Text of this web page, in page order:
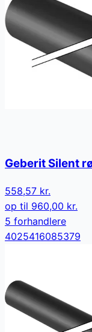
Geberit Silent
558,57 kr.
op til 960,00 kr.
5 forhandlere
4025416085379